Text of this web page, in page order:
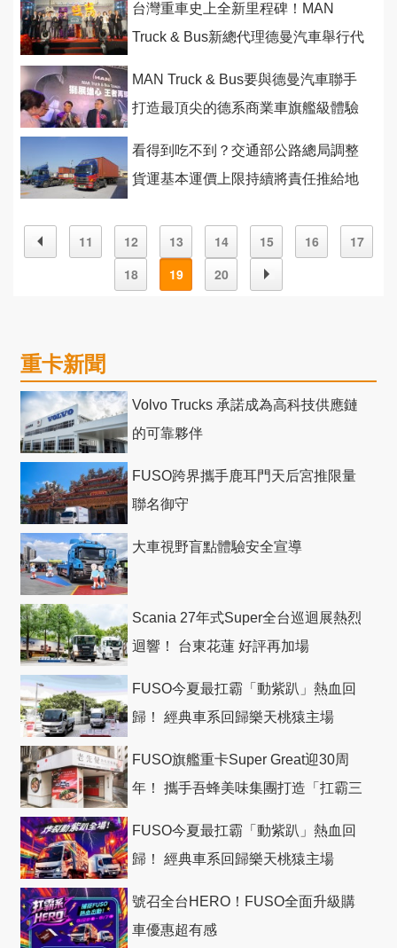
台灣重車史上全新里程碑！MAN
Truck & Bus新總代理德曼汽車舉行代
MAN Truck & Bus要與德曼汽車聯手
打造最頂尖的德系商業車旗艦級體驗
看得到吃不到？交通部公路總局調整
貨運基本運價上限持續將責任推給地
11 12 13 14 15 16
17
18
19 20
重卡新聞
Volvo Trucks 承諾成為高科技供應鏈
的可靠夥伴
FUSO跨界攜手鹿耳門天后宮推限量
聯名御守
大車視野盲點體驗安全宣導
Scania 27年式Super全台巡迴展熱烈
迴響！ 台東花蓮 好評再加場
FUSO今夏最扛霸「動紫趴」熱血回
歸！ 經典車系回歸樂天桃猿主場
FUSO旗艦重卡Super Great迎30周
年！ 攜手吾蜂美味集團打造「扛霸三
FUSO今夏最扛霸「動紫趴」熱血回
歸！ 經典車系回歸樂天桃猿主場
號召全台HERO！FUSO全面升級購
車優惠超有感